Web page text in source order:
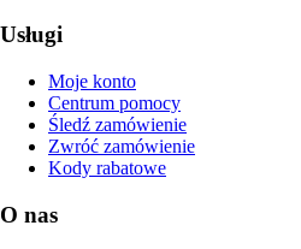
Usługi
Moje konto
Centrum pomocy
Śledź zamówienie
Zwróć zamówienie
Kody rabatowe
O nas